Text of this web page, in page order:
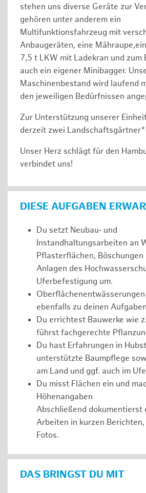
stehen uns diverse Geräte zur
gehören unter anderem ein
Multifunktionsfahrzeug mit
Anbaugeräten, eine
7,5 t LKW mit Ladekran und zum
auch ein eigener Minibagger.
Maschinenbestand wird laufend
den jeweiligen Bedürfnissen
Zur Unterstützung unserer
derzeit zwei
Unser Herz schlägt für den
verbindet uns!
DIESE AUFGABEN
Du setzt Neubau‑ und
Instandhaltungsarbeiten an
Pflasterflächen, Böschungen
Anlagen des
Uferbefestigung um.
ebenfalls zu deinen
Du errichtest Bauwerke wie
führst fachgerechte
Du hast Erfahrungen in
unterstützte Baumpflege
am Land und ggf. auch im
Du misst Flächen ein und
Höhenangaben
Abschließend dokumentierst
Arbeiten in kurzen
Fotos.
DAS BRINGST DU MIT